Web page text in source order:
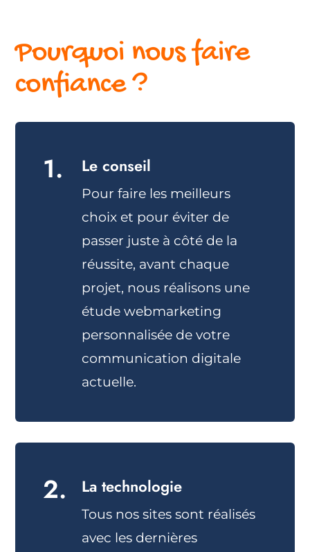
Pourquoi nous faire
confiance ?
1. Le conseil
Pour faire les meilleurs
choix et pour éviter de
passer juste à côté de la
réussite, avant chaque
projet, nous réalisons une
étude webmarketing
personnalisée de votre
communication digitale
actuelle.
2. La technologie
Tous nos sites sont réalisés
avec les dernières